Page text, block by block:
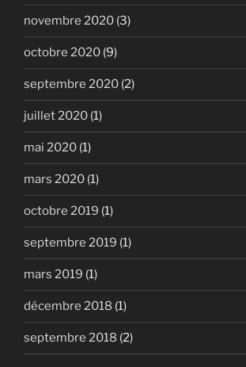
novembre 2020 (3)
octobre 2020 (9)
septembre 2020 (2)
juillet 2020 (1)
mai 2020 (1)
mars 2020 (1)
octobre 2019 (1)
septembre 2019 (1)
mars 2019 (1)
décembre 2018 (1)
septembre 2018 (2)